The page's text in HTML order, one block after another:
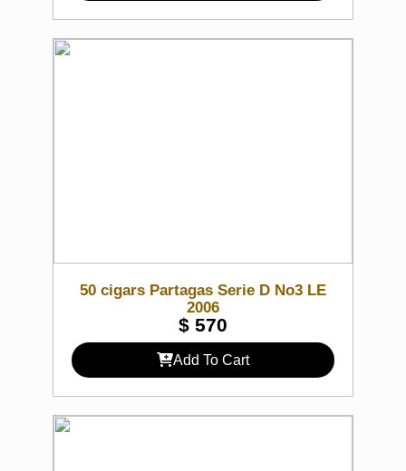
50 cigars Partagas Serie D No3 LE
2006
$ 570
Add To Cart